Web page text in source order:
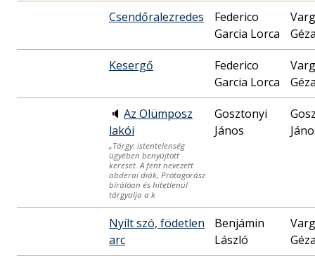
Csendőralezredes
Federico
Garcia Lorca
Kesergő
Federico
Garcia Lorca
🔈 Az Olümposz
lakói
„Tárgy: istentelenség
ügyében benyújtott
kereset. A fent nevezett
abderai diák, Prótagorász
bírálóan és hitetlenül
tárgyalja a k
Gosztonyi
János
Nyílt szó, födetlen
arc
Benjámin
László